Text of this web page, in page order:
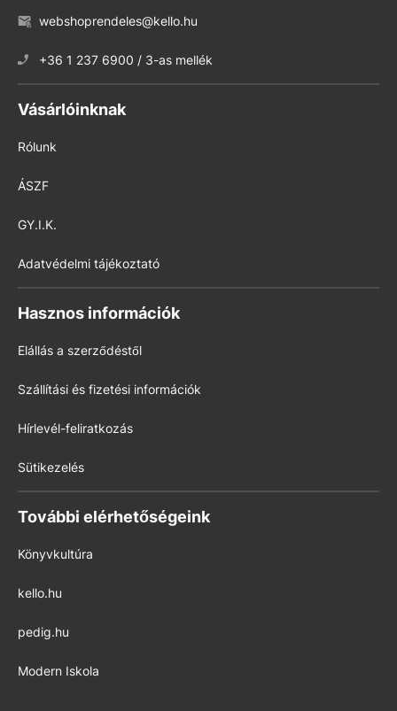
webshoprendeles@kello.hu
+36 1 237 6900 / 3-as mellék
Vásárlóinknak
Rólunk
ÁSZF
GY.I.K.
Adatvédelmi tájékoztató
Hasznos információk
Elállás a szerződéstől
Szállítási és fizetési információk
Hírlevél-feliratkozás
Sütikezelés
További elérhetőségeink
Könyvkultúra
kello.hu
pedig.hu
Modern Iskola